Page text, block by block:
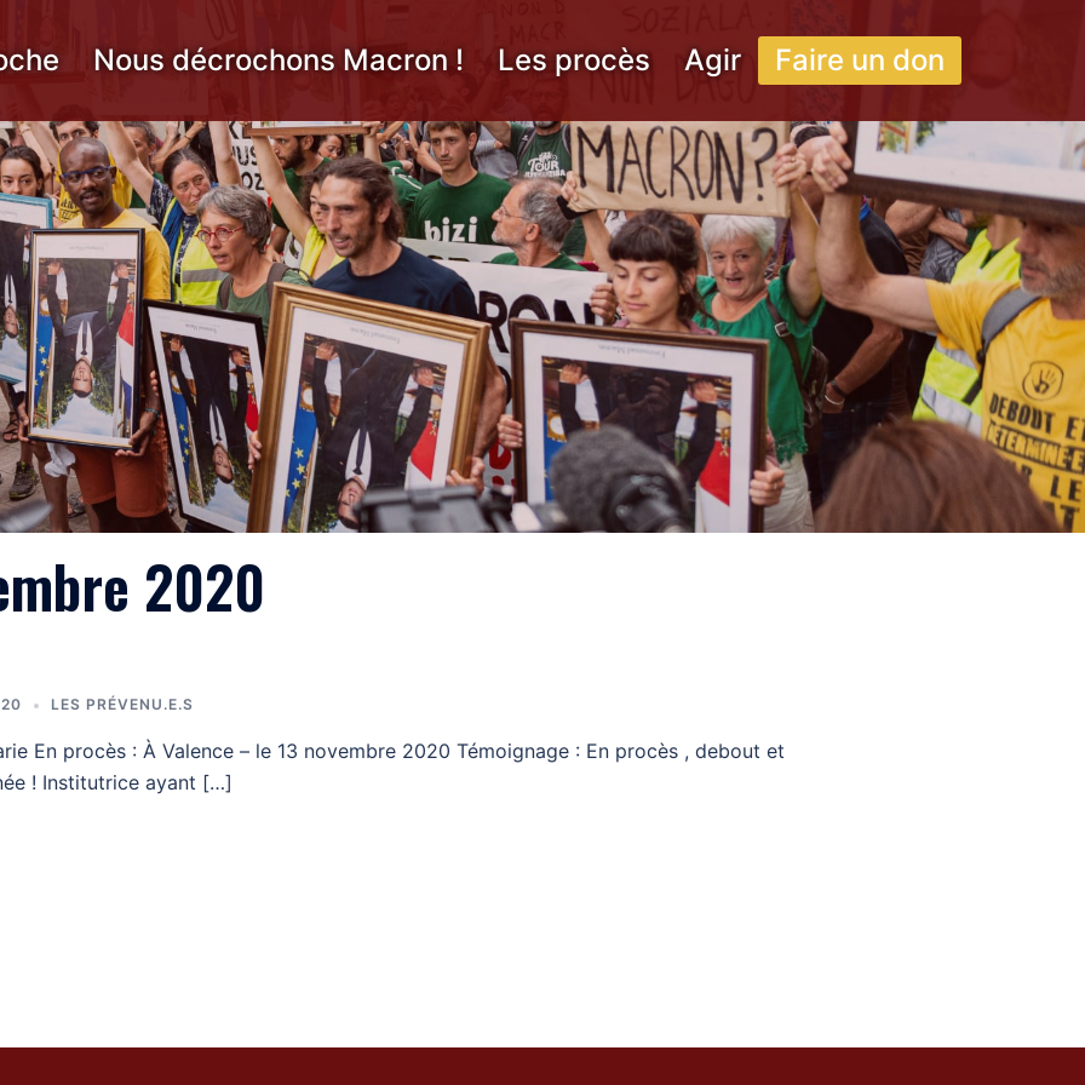
Nous décrochons Macron ! Les procès Agir Faire un don
2020
LES PRÉVENU.E.S
En procès : À Valence – le 13 novembre 2020 Témoignage : En procès , debout et
! Institutrice ayant […]